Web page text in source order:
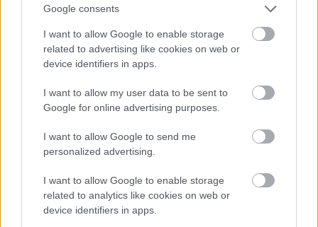
Google consents
I want to allow Google to enable storage
related to advertising like cookies on web or
device identifiers in apps.
I want to allow my user data to be sent to
Google for online advertising purposes.
I want to allow Google to send me
personalized advertising.
I want to allow Google to enable storage
related to analytics like cookies on web or
device identifiers in apps.
AI
Reklama
Kontakt